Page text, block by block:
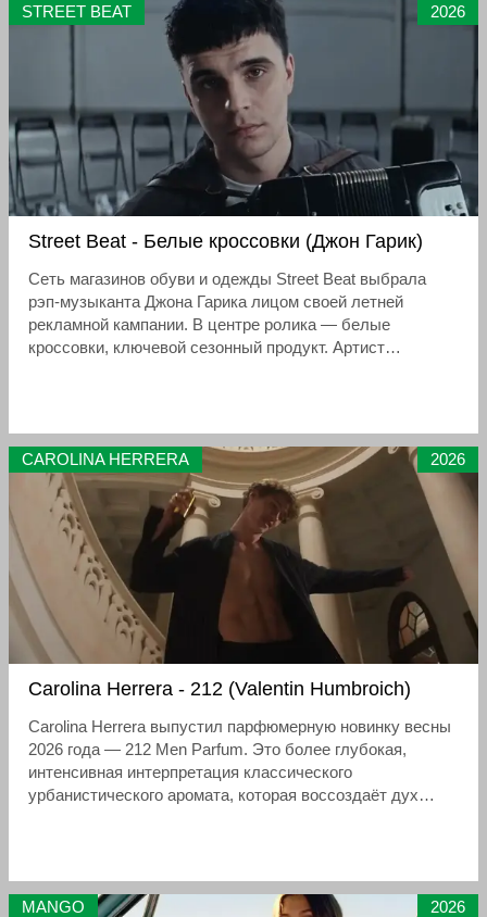
STREET BEAT 2026
Street Beat - Белые кроссовки (Джон Гарик)
Сеть магазинов обуви и одежды Street Beat выбрала
рэп-музыканта Джона Гарика лицом своей летней
рекламной кампании. В центре ролика — белые
кроссовки, ключевой сезонный продукт. Артист
CAROLINA HERRERA 2026
Carolina Herrera - 212 (Valentin Humbroich)
Carolina Herrera выпустил парфюмерную новинку весны
2026 года — 212 Men Parfum. Это более глубокая,
интенсивная интерпретация классического
урбанистического аромата, которая воссоздаёт дух
MANGO 2026